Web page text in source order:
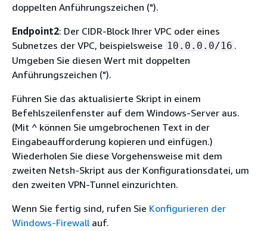
doppelten Anführungszeichen (").
Endpoint2: Der CIDR-Block Ihrer VPC oder eines
Subnetzes der VPC, beispielsweise 10.0.0.0/16 .
Umgeben Sie diesen Wert mit doppelten
Anführungszeichen (").
Führen Sie das aktualisierte Skript in einem
Befehlszeilenfenster auf dem Windows-Server aus.
(Mit ^ können Sie umgebrochenen Text in der
Eingabeaufforderung kopieren und einfügen.)
Wiederholen Sie diese Vorgehensweise mit dem
zweiten Netsh-Skript aus der Konfigurationsdatei, um
den zweiten VPN-Tunnel einzurichten.
Wenn Sie fertig sind, rufen Sie Konfigurieren der
Windows-Firewall auf.